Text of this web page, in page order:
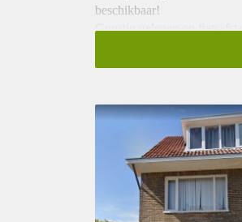
beschikbaar!
Gunstig gelegen op
- Beschikbaar per: 1
- Minimale huurperiode: 12
- Aantal kamers: 1
- Gezamenlijk terras
- Huisdieren zijn niet
- Geschikt voor 1 studerend
Heb jij interesse?